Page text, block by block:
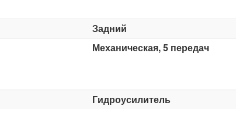
Задний
Механическая, 5 передач
Гидроусилитель